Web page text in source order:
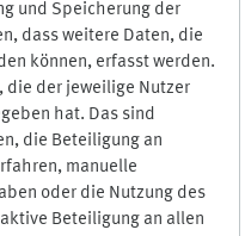
und Speicherung der
dass weitere Daten, die
können, erfasst werden.
die der jeweilige Nutzer
hat. Das sind
die Beteiligung an
manuelle
oder die Nutzung des
Beteiligung an allen